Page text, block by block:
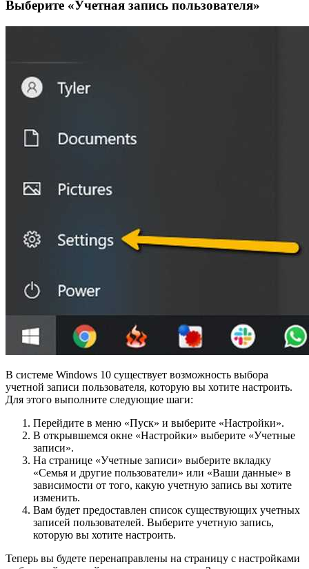
Выберите «Учетная запись пользователя»
В системе Windows 10 существует возможность выбора
учетной записи пользователя, которую вы хотите настроить.
Для этого выполните следующие шаги:
Перейдите в меню «Пуск» и выберите «Настройки».
В открывшемся окне «Настройки» выберите «Учетные
записи».
На странице «Учетные записи» выберите вкладку
«Семья и другие пользователи» или «Ваши данные» в
зависимости от того, какую учетную запись вы хотите
изменить.
Вам будет предоставлен список существующих учетных
записей пользователей. Выберите учетную запись,
которую вы хотите настроить.
Теперь вы будете перенаправлены на страницу с настройками